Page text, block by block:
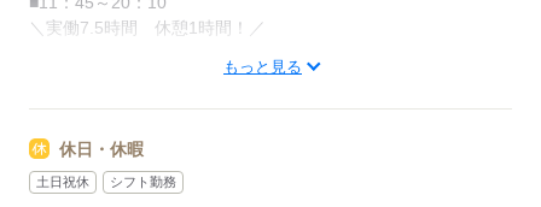
ご相談だけでも大歓迎なので、
＼実働7.5時間 休憩1時間！／
▼週5日勤務（土日含む）/週休2日
▼残業時間
1日当たり
もっと見る
休日・休暇
土日祝休 シフト勤務